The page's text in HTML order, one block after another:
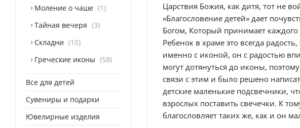
Моление о чаше
1
Тайная вечеря
3
Складни
10
Греческие иконы
58
Все для детей
Сувениры и подарки
Ювелирные изделия
Царствия Божия, как дитя, тот не
«Благословение детей» дает
Богом, Который принимает
Ребенок в храме это всегда
именно с иконой, он с радостью
могут дотянуться до иконы,
связи с этим и было решено
детские маленькие подсвечники,
взрослых поставить свечечки. К
благословляет таких же, как и он